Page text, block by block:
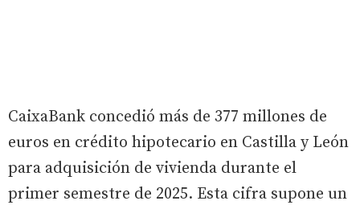
CaixaBank concedió más de 377 millones de
euros en crédito hipotecario en Castilla y León
para adquisición de vivienda durante el
primer semestre de 2025. Esta cifra supone un